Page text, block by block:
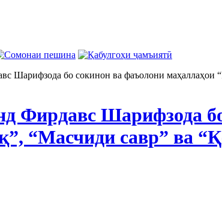
Шарифзода бо сокинон ва фаъолони маҳаллаҳои
Фирдавс Шарифзода
“Масчиди савр” ва